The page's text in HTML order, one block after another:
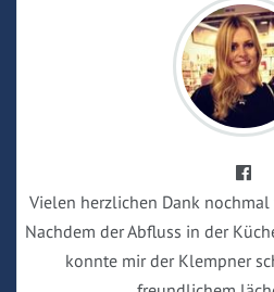
Vielen herzlichen Dank
Nachdem der Abfluss in der
konnte mir der Klempner